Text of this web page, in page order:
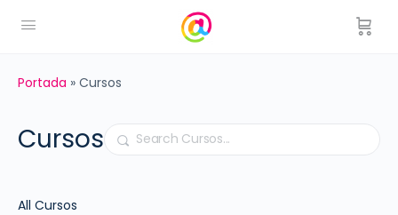
Portada » Cursos
Cursos Buscar
All Cursos